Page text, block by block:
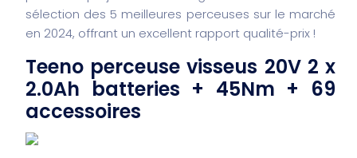
sélection des 5 meilleures perceuses sur le marché
en 2024, offrant un excellent rapport qualité-prix !
Teeno perceuse visseus 20V 2 x
2.0Ah batteries + 45Nm + 69
accessoires